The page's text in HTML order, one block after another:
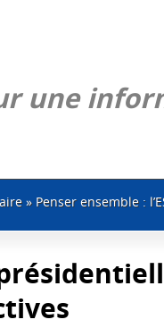
une
» Penser ensemble :